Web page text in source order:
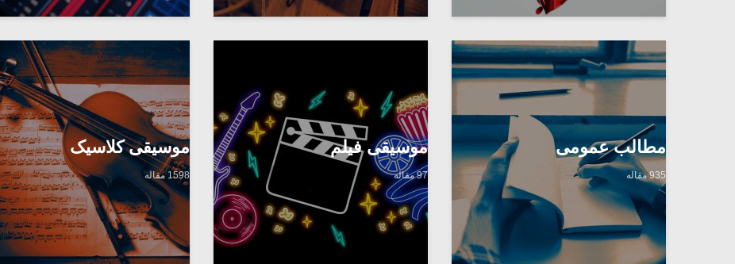
مطالب عمومی
935 مقاله
موسیقی فیلم
97 مقاله
موسیقی کلاسیک
1598 مقاله